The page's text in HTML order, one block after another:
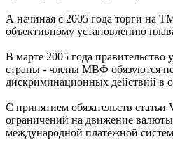
А начиная с 2005 года торги на
объективному установлению
В марте 2005 года
страны - члены МВФ обязуются не
дискриминационных действий в
С принятием обязательств
ограничений на движение
международной платежной